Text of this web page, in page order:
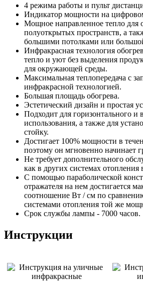
4 режима работы и пульт
Индикатор мощности на
Мощное направленное тепло для
полуоткрытых пространств, а
большими потолками или
Инфракрасная технология
тепло и уют без выделения
для окружающей среды.
Максимальная теплопередача с
инфракрасной технологией.
Большая площадь обогрева.
Эстетический дизайн и простая
Подходит для горизонтального и
использования, а также для
стойку.
Достигает 100% мощности в
поэтому он мгновенно начинает
Не требует дополнительного
как в других системах отопления
С помощью параболической
отражателя на нем достигается
соотношение Вт / см по
системами отопления той же
Срок службы лампы - 7000 часов.
Инструкции